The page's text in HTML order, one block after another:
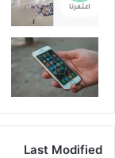
Last Modified